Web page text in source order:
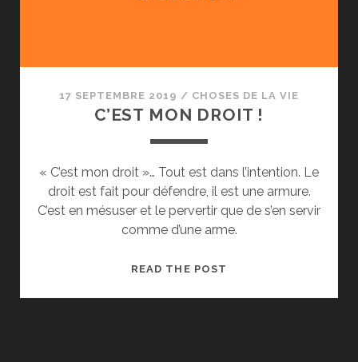
17 SEPTEMBRE 2019 / CHOSES DE LA VIE
C’EST MON DROIT !
« C’est mon droit »… Tout est dans l’intention. Le
droit est fait pour défendre, il est une armure.
C’est en mésuser et le pervertir que de s’en servir
comme d’une arme.
READ THE POST